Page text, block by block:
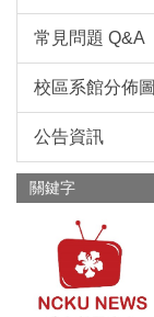
常見問題 Q&A
校區系館分佈圖
公告資訊